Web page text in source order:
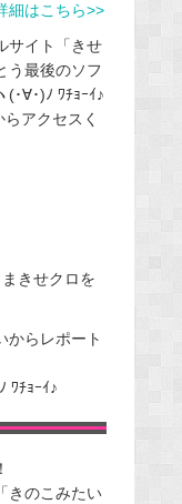
細はこちら>>
サイト「きせ
う最後のソフ
(･∀･)ﾉ ﾜﾁｮｰｲ♪
アクセスく
きせクロを
からレポート
ﾜﾁｮｰｲ♪
きのこみたい